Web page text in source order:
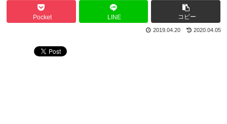
Pocket LINE コピー
2020.04.05
2019.04.20